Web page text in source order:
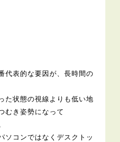
代表的な要因が、長時間の
た状態の視線よりも低い地
むき姿勢になって
ソコンではなくデスクトッ